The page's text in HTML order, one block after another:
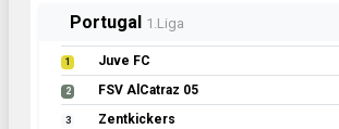
Portugal 1.Liga
1 Juve FC
2 FSV AlCatraz 05
3 Zentkickers